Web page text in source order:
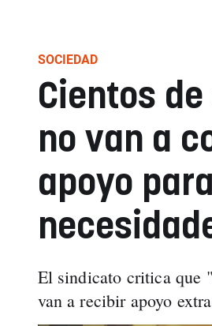
SOCIEDAD
Cientos
no van a
apoyo
El sindicato critica que
van a recibir apoyo